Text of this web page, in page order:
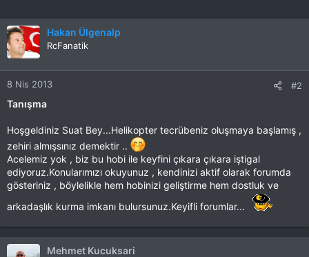
Hakan Ülgenalp
RcFanatik
8 Nis 2013 #2
Tanışma
Hoşgeldiniz Suat Bey...Helikopter tecrübeniz oluşmaya başlamış ,
zehiri almışsınız demektir ..
Acelemiz yok , biz bu hobi ile keyfini çıkara çıkara iştigal
ediyoruz.Konularımızı okuyunuz , kendinizi aktif olarak forumda
gösteriniz , böylelikle hem hobinizi geliştirme hem dostluk ve
arkadaşlık kurma imkanı bulursunuz.Keyifli forumlar...
Mehmet Kucuksari